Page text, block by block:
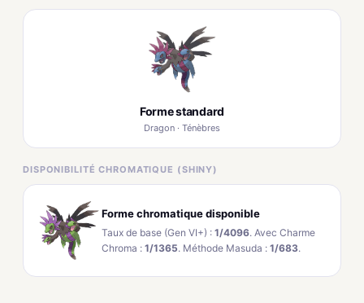
Forme standard
Dragon · Ténèbres
DISPONIBILITÉ CHROMATIQUE (SHINY)
Forme chromatique disponible
Taux de base (Gen VI+) : 1/4096. Avec Charme
Chroma : 1/1365. Méthode Masuda : 1/683.